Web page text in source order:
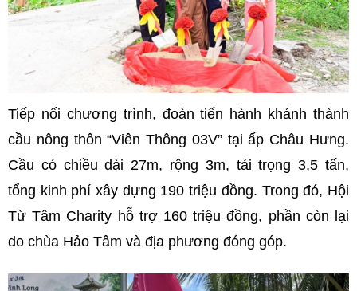
Tiếp nối chương trình, đoàn tiến hành khánh thành
cầu nông thôn “Viên Thông 03V” tại ấp Châu Hưng.
Cầu có chiều dài 27m, rộng 3m, tải trọng 3,5 tấn,
tổng kinh phí xây dựng 190 triệu đồng. Trong đó, Hội
Từ Tâm Charity hỗ trợ 160 triệu đồng, phần còn lại
do chùa Hảo Tâm và địa phương đóng góp.